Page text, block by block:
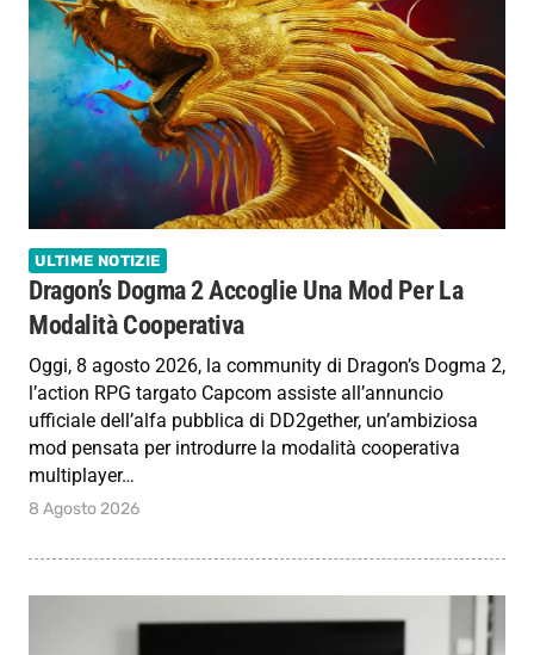
ULTIME NOTIZIE
Dragon’s Dogma 2 Accoglie Una Mod Per La
Modalità Cooperativa
Oggi, 8 agosto 2026, la community di Dragon’s Dogma 2,
l’action RPG targato Capcom assiste all’annuncio
ufficiale dell’alfa pubblica di DD2gether, un’ambiziosa
mod pensata per introdurre la modalità cooperativa
multiplayer…
8 Agosto 2026